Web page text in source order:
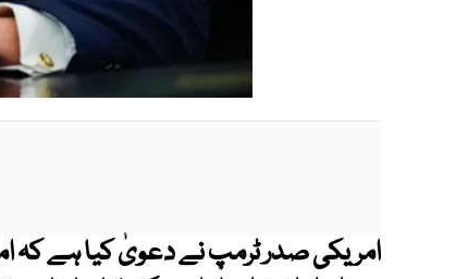
امریکی صدر ٹرمپ نے دعویٰ کیا ہے کہ